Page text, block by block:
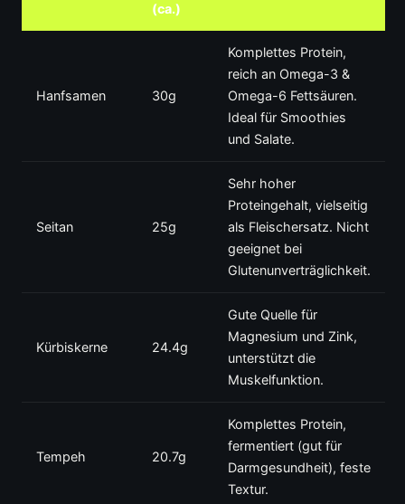
(ca.)
Hanfsamen 30g
Komplettes Protein,
reich an Omega-3 &
Omega-6 Fettsäuren.
Ideal für Smoothies
und Salate.
Seitan 25g
Sehr hoher
Proteingehalt, vielseitig
als Fleischersatz. Nicht
geeignet bei
Glutenunverträglichkeit.
Kürbiskerne 24.4g
Gute Quelle für
Magnesium und Zink,
unterstützt die
Muskelfunktion.
Tempeh 20.7g
Komplettes Protein,
fermentiert (gut für
Darmgesundheit), feste
Textur.